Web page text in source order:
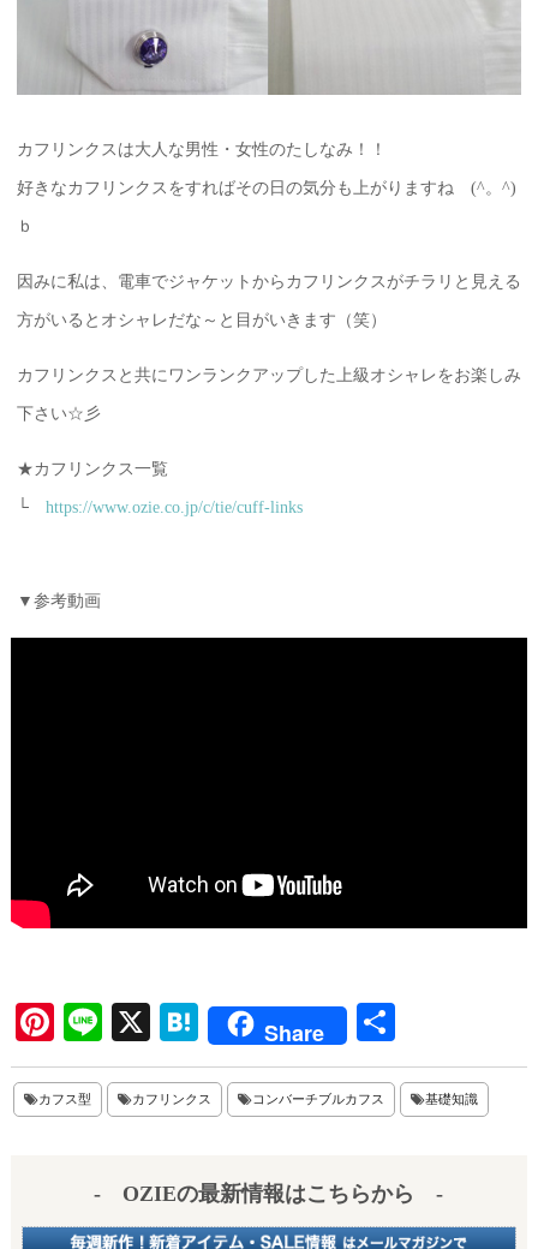
カフリンクスは大人な男性・女性のたしなみ！！
好きなカフリンクスをすればその日の気分も上がりますね (^。^)
ｂ
因みに私は、電車でジャケットからカフリンクスがチラリと見える
方がいるとオシャレだな～と目がいきます（笑）
カフリンクスと共にワンランクアップした上級オシャレをお楽しみ
下さい☆彡
★カフリンクス一覧
└ https://www.ozie.co.jp/c/tie/cuff-links
▼参考動画
Pi
nt
er
Li
ne
X
H
at
en
Share
有
カフス型 カフリンクス コンバーチブルカフス 基礎知識
- OZIEの最新情報はこちらから -